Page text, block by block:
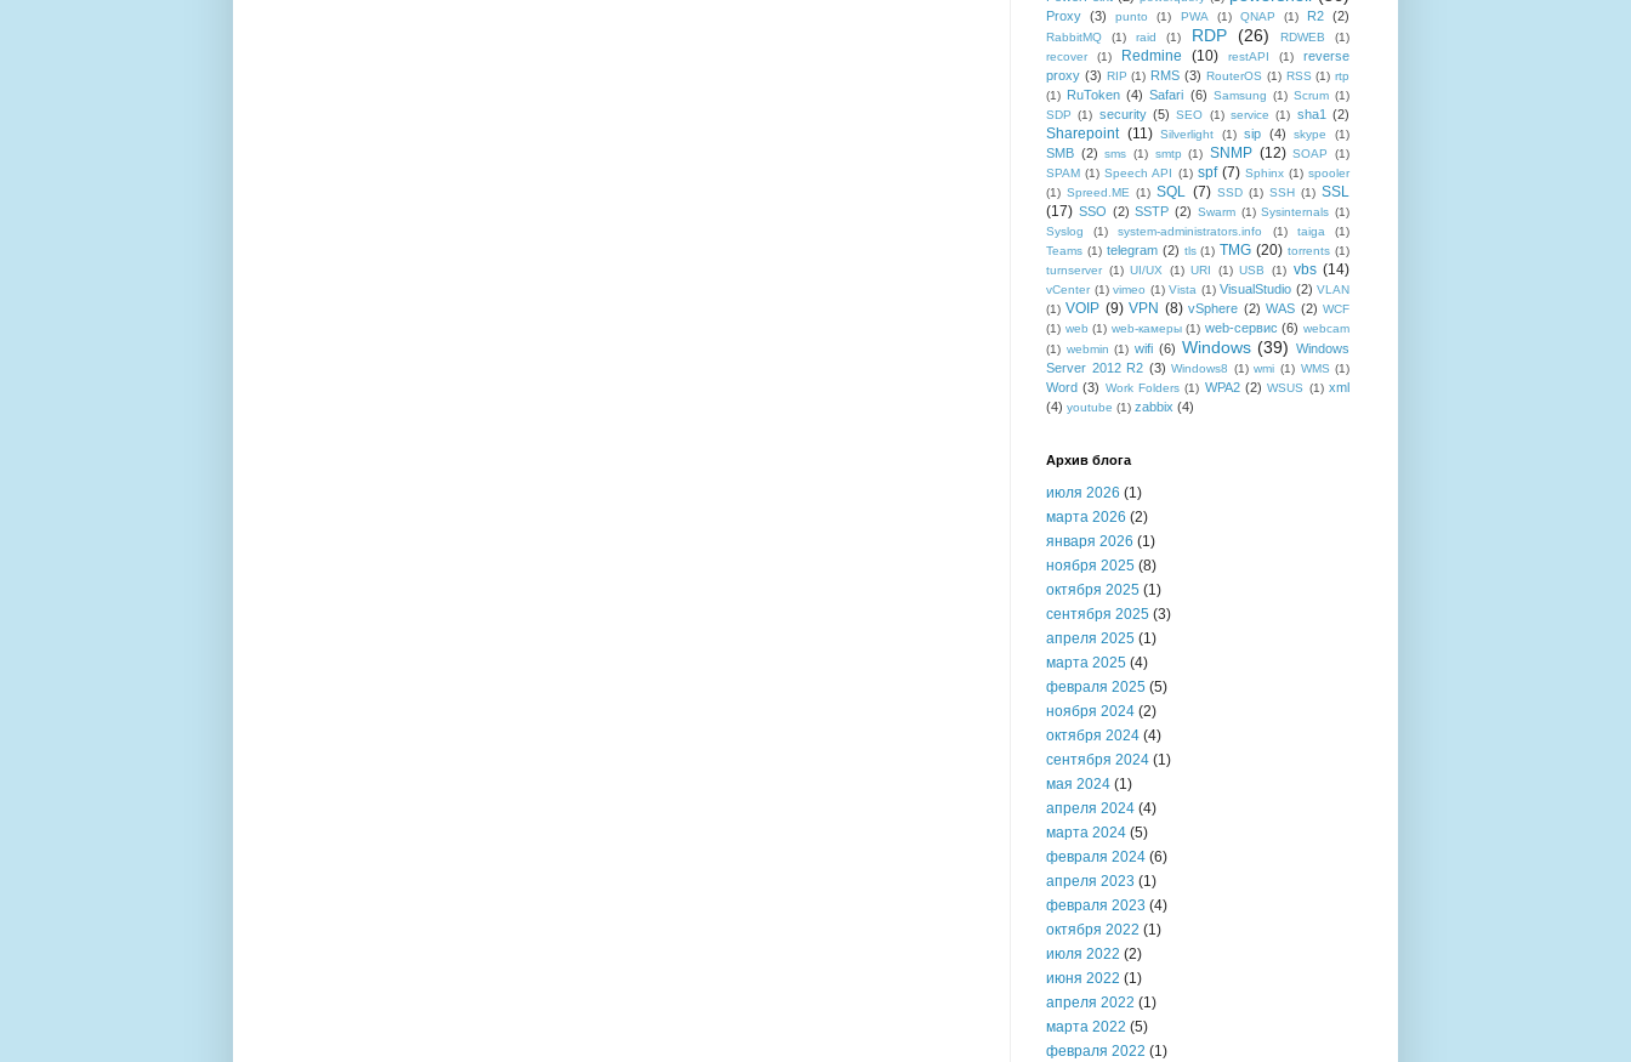
Proxy (3) punto (1) PWA (1) QNAP (1) R2 (2)
RabbitMQ (1) raid (1) RDP (26) RDWEB
(1)
recover
(1) Redmine (10) restAPI (1)
reverse
proxy (3) RIP (1) RMS (3) RouterOS (1) RSS (1) rtp
(1) RuToken (4) Safari (6) Samsung (1) Scrum (1)
SDP (1) security (5) SEO (1) service (1) sha1 (2)
Sharepoint (11) Silverlight (1) sip (4) skype (1)
SMB (2) sms (1) smtp (1) SNMP (12) SOAP
(1)
SPAM (1) Speech API (1) spf (7) Sphinx (1) spooler
(1) Spreed.ME (1) SQL (7) SSD (1) SSH (1) SSL
(17) SSO (2) SSTP (2) Swarm (1) Sysinternals (1)
Syslog
(1) system-administrators.info (1) taiga
(1)
Teams (1) telegram (2) tls (1) TMG (20) torrents (1)
turnserver (1) UI/UX (1) URI (1) USB (1) vbs (14)
vCenter (1) vimeo (1) Vista (1) VisualStudio (2) VLAN
(1) VOIP (9) VPN (8) vSphere (2) WAS (2) WCF
(1) web (1) web-камеры (1) web-сервис (6) webcam
(1) webmin (1) wifi (6) Windows (39) Windows
Server 2012 R2 (3) Windows8 (1) wmi (1) WMS (1)
Word (3) Work Folders (1) WPA2 (2) WSUS (1) xml
(4) youtube (1) zabbix (4)
Архив блога
июля 2026 (1)
марта 2026 (2)
января 2026 (1)
ноября 2025 (8)
октября 2025 (1)
сентября 2025 (3)
апреля 2025 (1)
марта 2025 (4)
февраля 2025 (5)
ноября 2024 (2)
октября 2024 (4)
сентября 2024 (1)
мая 2024 (1)
апреля 2024 (4)
марта 2024 (5)
февраля 2024 (6)
апреля 2023 (1)
февраля 2023 (4)
октября 2022 (1)
июля 2022 (2)
июня 2022 (1)
апреля 2022 (1)
марта 2022 (5)
февраля 2022 (1)